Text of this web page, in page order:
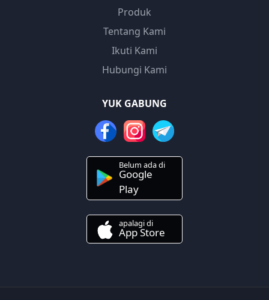
Produk
Tentang Kami
Ikuti Kami
Hubungi Kami
YUK GABUNG
Belum ada di
Google
Play
apalagi di
App Store